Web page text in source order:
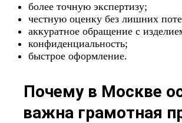
более точную экспертизу;
честную оценку без лишних
аккуратное обращение с
конфиденциальность;
быстрое оформление.
Почему в Москве
важна грамотная